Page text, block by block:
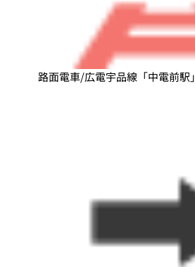
路面電車/広電宇品線「中電前駅」